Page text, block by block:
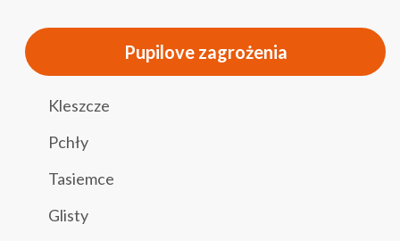
Pupilove zagrożenia
Kleszcze
Pchły
Tasiemce
Glisty